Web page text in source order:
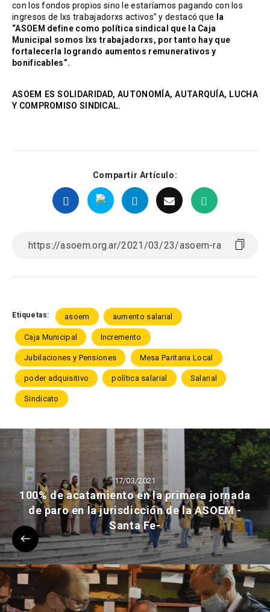
con los fondos propios sino le estaríamos pagando con los
ingresos de lxs trabajadorxs activos” y destacó que
la
“ASOEM define como política sindical que la Caja
Municipal somos lxs trabajadorxs, por tanto hay que
fortalecerla logrando aumentos remunerativos y
bonificables”.
ASOEM ES SOLIDARIDAD, AUTONOMÍA, AUTARQUÍA, LUCHA
Y COMPROMISO SINDICAL.
Compartir Artículo:
Etiquetas: asoem aumento salarial
Caja Municipal Incremento
Jubilaciones y Pensiones Mesa Paritaria Local
poder adquisitivo política salarial Salarial
Sindicato
17/03/2021
100% de acatamiento en la primera jornada
de paro en la jurisdicción de la ASOEM -
Santa Fe-